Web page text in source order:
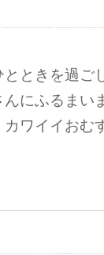
ときを過ご
にふるまい
ワイイおむ